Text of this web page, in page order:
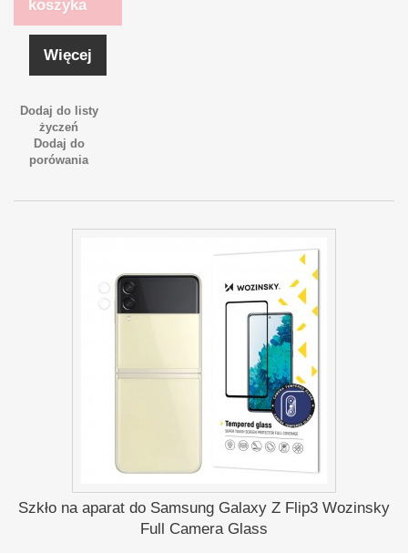
koszyka
Więcej
Dodaj do listy
życzeń
Dodaj do
porówania
Szkło na aparat do Samsung Galaxy Z Flip3 Wozinsky
Full Camera Glass